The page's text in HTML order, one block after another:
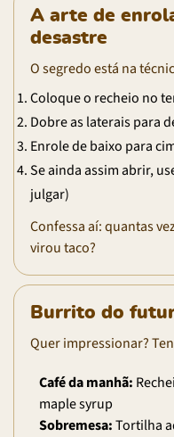
A arte de
desastre
O segredo está na
Coloque o recheio no
Dobre as laterais para
Enrole de baixo para
Se ainda assim abrir,
julgar)
Confessa aí: quantas
virou taco?
Burrito do
Quer impressionar?
Café da manhã:
maple syrup
Sobremesa:Tortilha